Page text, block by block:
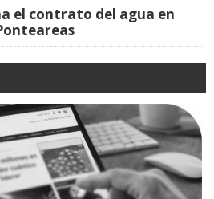
el contrato del agua en